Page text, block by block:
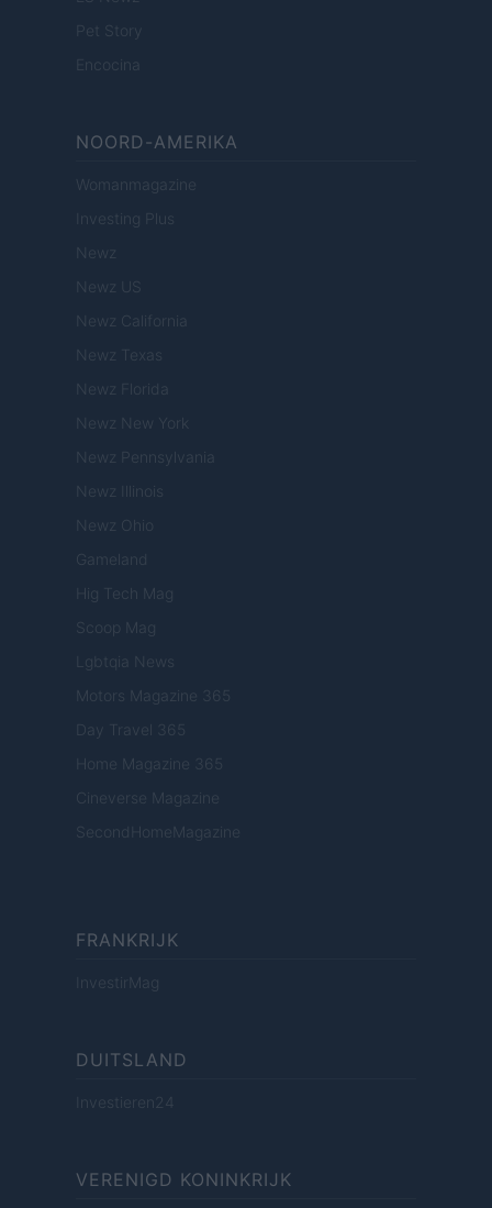
Pet Story
Encocina
NOORD-AMERIKA
Womanmagazine
Investing Plus
Newz
Newz US
Newz California
Newz Texas
Newz Florida
Newz New York
Newz Pennsylvania
Newz Illinois
Newz Ohio
Gameland
Hig Tech Mag
Scoop Mag
Lgbtqia News
Motors Magazine 365
Day Travel 365
Home Magazine 365
Cineverse Magazine
SecondHomeMagazine
FRANKRIJK
InvestirMag
DUITSLAND
Investieren24
VERENIGD KONINKRIJK